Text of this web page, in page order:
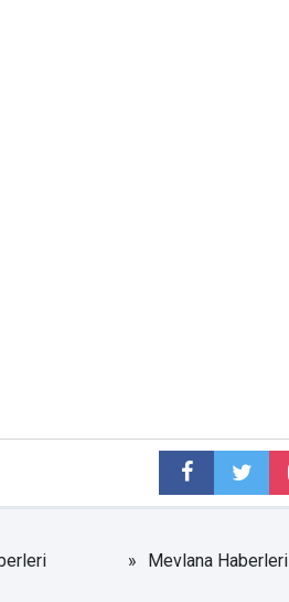
Mevlana Haberleri